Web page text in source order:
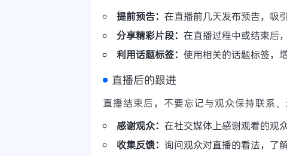
提前预告： 在直播前几天发布预告，吸
分享精彩片段： 在直播过程中或结束后
利用话题标签： 使用相关的话题标签，
直播后的跟进
直播结束后，不要忘记与观众保持联系
感谢观众： 在社交媒体上感谢观看的观
收集反馈： 询问观众对直播的看法，了